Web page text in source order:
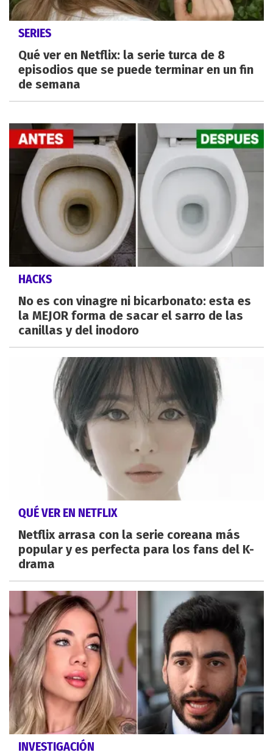
SERIES
Qué ver en Netflix: la serie turca de 8
episodios que se puede terminar en un fin
de semana
HACKS
No es con vinagre ni bicarbonato: esta es
la MEJOR forma de sacar el sarro de las
canillas y del inodoro
QUÉ VER EN NETFLIX
Netflix arrasa con la serie coreana más
popular y es perfecta para los fans del K-
drama
INVESTIGACIÓN